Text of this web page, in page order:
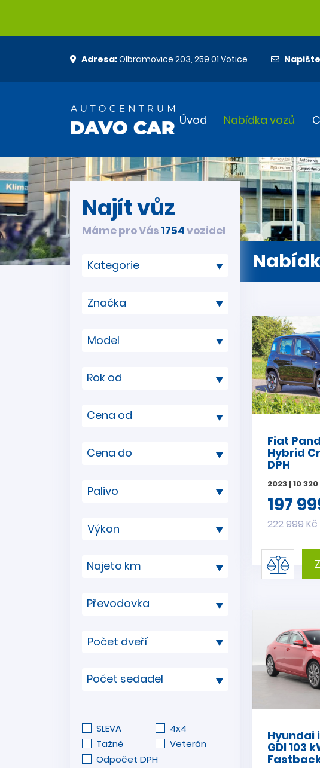
Adresa:Olbramovice 203, 259 01 Votice
Úvod Nabídka vozů
Najít vůz
Máme pro Vás 1754vozidel
Rok od
Cena od
Cena do
Najeto km
Převodovka
Počet sedadel
SLEVA
4x4
Tažné
Veterán
Odpočet DPH
Fiat
Hybrid
DPH
2023 | 10
197
222 999
Hyundai
GDI 103